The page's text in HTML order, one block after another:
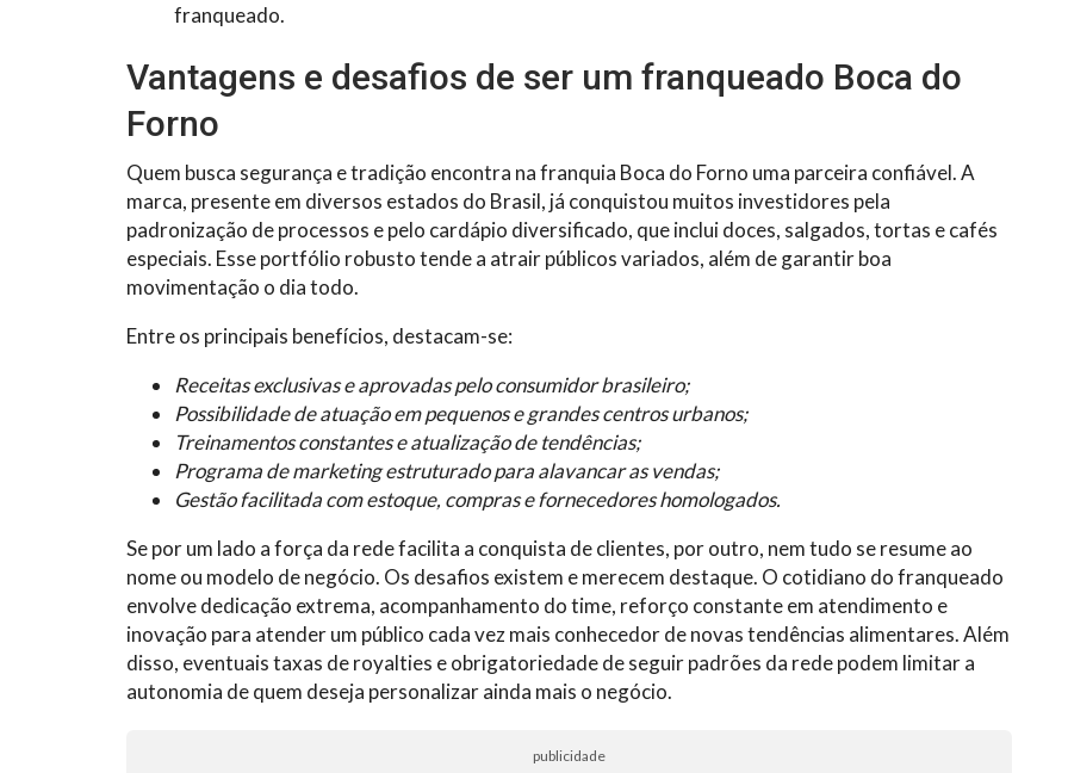
franqueado.
Vantagens e desafios de ser um franqueado Boca do
Forno
Quem busca segurança e tradição encontra na franquia Boca do Forno uma parceira confiável. A
marca, presente em diversos estados do Brasil, já conquistou muitos investidores pela
padronização de processos e pelo cardápio diversificado, que inclui doces, salgados, tortas e cafés
especiais. Esse portfólio robusto tende a atrair públicos variados, além de garantir boa
movimentação o dia todo.
Entre os principais benefícios, destacam-se:
Receitas exclusivas e aprovadas pelo consumidor brasileiro;
Possibilidade de atuação em pequenos e grandes centros urbanos;
Treinamentos constantes e atualização de tendências;
Programa de marketing estruturado para alavancar as vendas;
Gestão facilitada com estoque, compras e fornecedores homologados.
Se por um lado a força da rede facilita a conquista de clientes, por outro, nem tudo se resume ao
nome ou modelo de negócio. Os desafios existem e merecem destaque. O cotidiano do franqueado
envolve dedicação extrema, acompanhamento do time, reforço constante em atendimento e
inovação para atender um público cada vez mais conhecedor de novas tendências alimentares. Além
disso, eventuais taxas de royalties e obrigatoriedade de seguir padrões da rede podem limitar a
autonomia de quem deseja personalizar ainda mais o negócio.
publicidade